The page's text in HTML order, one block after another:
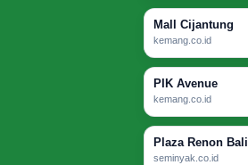
Mall Cijantung
kemang.co.id
PIK Avenue
kemang.co.id
Plaza Renon Bali
seminyak.co.id